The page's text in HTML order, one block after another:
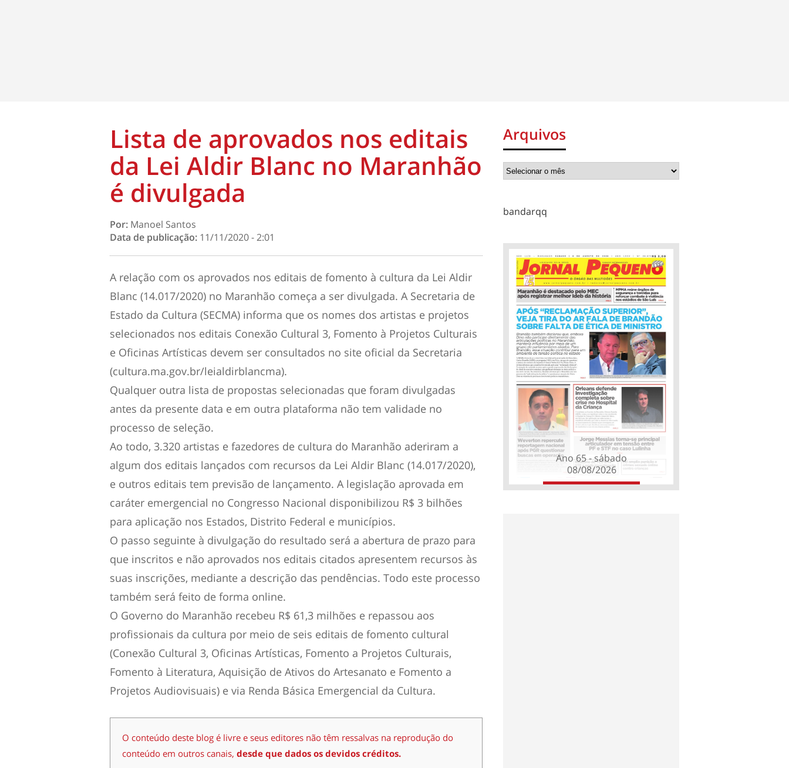
Lista de aprovados nos editais
da Lei Aldir Blanc no Maranhão
é divulgada
Por: Manoel Santos
Data de publicação: 11/11/2020 - 2:01
A relação com os aprovados nos editais de fomento à cultura da Lei Aldir
Blanc (14.017/2020) no Maranhão começa a ser divulgada. A Secretaria de
Estado da Cultura (SECMA) informa que os nomes dos artistas e projetos
selecionados nos editais Conexão Cultural 3, Fomento à Projetos Culturais
e Oficinas Artísticas devem ser consultados no site oficial da Secretaria
(cultura.ma.gov.br/leialdirblancma).
Qualquer outra lista de propostas selecionadas que foram divulgadas
antes da presente data e em outra plataforma não tem validade no
processo de seleção.
Ao todo, 3.320 artistas e fazedores de cultura do Maranhão aderiram a
algum dos editais lançados com recursos da Lei Aldir Blanc (14.017/2020),
e outros editais tem previsão de lançamento. A legislação aprovada em
caráter emergencial no Congresso Nacional disponibilizou R$ 3 bilhões
para aplicação nos Estados, Distrito Federal e municípios.
O passo seguinte à divulgação do resultado será a abertura de prazo para
que inscritos e não aprovados nos editais citados apresentem recursos às
suas inscrições, mediante a descrição das pendências. Todo este processo
também será feito de forma online.
O Governo do Maranhão recebeu R$ 61,3 milhões e repassou aos
profissionais da cultura por meio de seis editais de fomento cultural
(Conexão Cultural 3, Oficinas Artísticas, Fomento a Projetos Culturais,
Fomento à Literatura, Aquisição de Ativos do Artesanato e Fomento a
Projetos Audiovisuais) e via Renda Básica Emergencial da Cultura.
O conteúdo deste blog é livre e seus editores não têm ressalvas na reprodução do
conteúdo em outros canais, desde que dados os devidos créditos.
Arquivos
bandarqq
Ano 65 - sábado
08/08/2026